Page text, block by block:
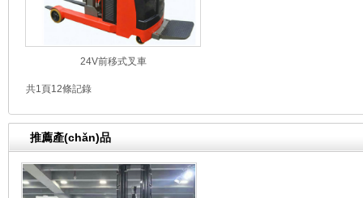
24V前移式叉車
共1頁12條記錄
推薦產(chǎn)品